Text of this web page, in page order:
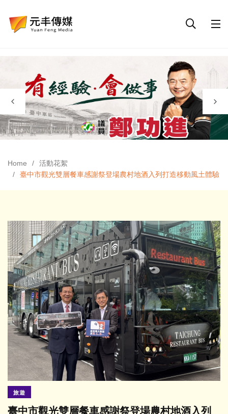
Home
活動花絮
臺中市觀光雙層餐車感謝祭登場農村地酒入列打造移動風土體驗
旅遊
臺中市觀光雙層餐車感謝祭登場農村地酒入列